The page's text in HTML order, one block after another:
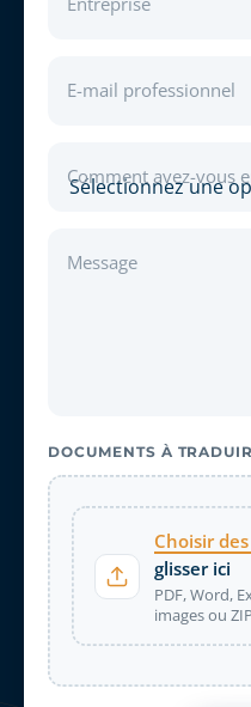
E-mail professionnel
Comment avez-vous
Message
DOCUMENTS À
Choisir
glisser ici
PDF, Word,
images ou